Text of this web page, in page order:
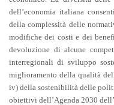
dell’economia italiana
della complessità delle
modifiche dei costi e dei
devoluzione di alcune
interregionali di sviluppo
miglioramento della qualità
iv) della sostenibilità delle
obiettivi dell’Agenda 2030